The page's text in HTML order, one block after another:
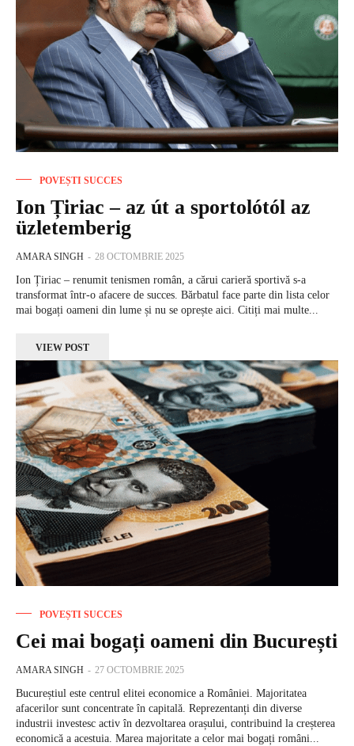
POVEȘTI SUCCES
Ion Țiriac – az út a sportolótól az
üzletemberig
AMARA SINGH - 28 OCTOMBRIE 2025
Ion Țiriac – renumit tenismen român, a cărui carieră sportivă s-a
transformat într-o afacere de succes. Bărbatul face parte din lista celor
mai bogați oameni din lume și nu se oprește aici. Citiți mai multe...
VIEW POST
POVEȘTI SUCCES
Cei mai bogați oameni din București
AMARA SINGH - 27 OCTOMBRIE 2025
Bucureștiul este centrul elitei economice a României. Majoritatea
afacerilor sunt concentrate în capitală. Reprezentanți din diverse
industrii investesc activ în dezvoltarea orașului, contribuind la creșterea
economică a acestuia. Marea majoritate a celor mai bogați români...